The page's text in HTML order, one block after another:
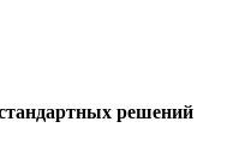
решений